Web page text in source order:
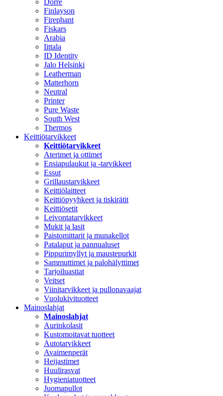
Dorre
Finlayson
Firephant
Fiskars
Arabia
Iittala
ID Identity
Jalo Helsinki
Leatherman
Matterhorn
Neutral
Printer
Pure Waste
South West
Thermos
Keittiötarvikkeet
Keittiötarvikkeet
Aterimet ja ottimet
Ensiapulaukut ja -tarvikkeet
Essut
Grillaustarvikkeet
Keittiölaitteet
Keittiöpyyhkeet ja tiskirätit
Keittiösetit
Leivontatarvikkeet
Mukit ja lasit
Paistomittarit ja munakellot
Patalaput ja pannualuset
Pippurimyllyt ja maustepurkit
Sammuttimet ja palohälyttimet
Tarjoiluastiat
Veitset
Viinitarvikkeet ja pullonavaajat
Vuolukivituotteet
Mainoslahjat
Mainoslahjat
Aurinkolasit
Kustomoitavat tuotteet
Autotarvikkeet
Avaimenperät
Heijastimet
Huulirasvat
Hygieniatuotteet
Juomapullot